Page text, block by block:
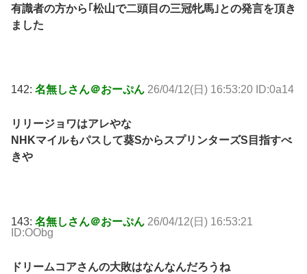
有識者の方から｢松山で二頭目の三冠牝馬｣との発言を頂き
ました
142: 名無しさん＠おーぷん 26/04/12(日) 16:53:20 ID:0a14
リリージョワはアレやな
NHKマイルもパスして葵SからスプリンターズS目指すべ
きや
143: 名無しさん＠おーぷん 26/04/12(日) 16:53:21
ID:OObg
ドリームコアさんの大敗はなんなんだろうね